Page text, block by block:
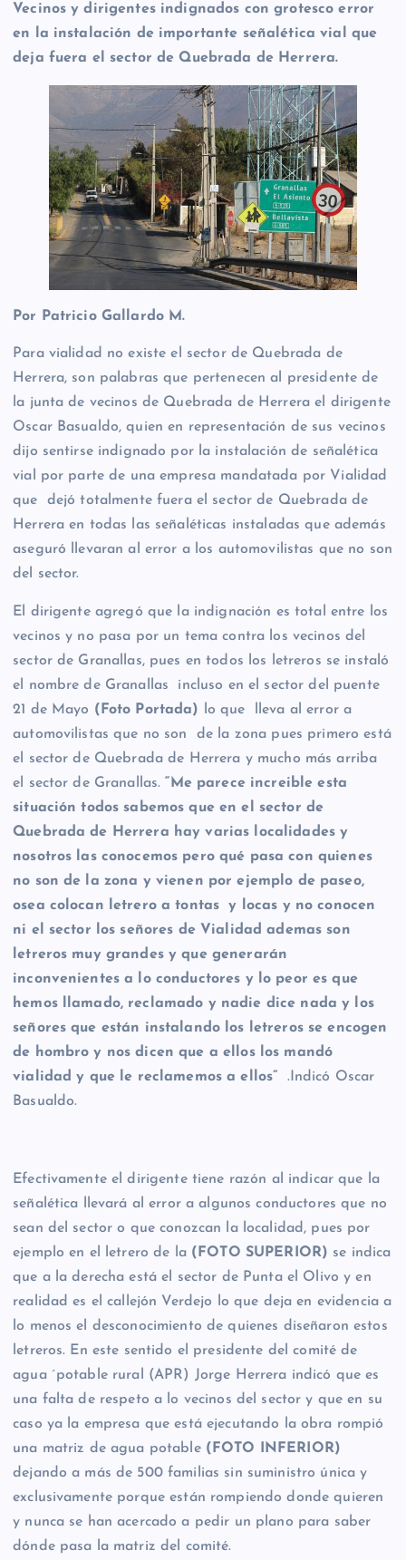
Vecinos y dirigentes indignados con grotesco error
en la instalación de importante señalética vial que
deja fuera el sector de Quebrada de Herrera.
Por Patricio Gallardo M.
Para vialidad no existe el sector de Quebrada de
Herrera, son palabras que pertenecen al presidente de
la junta de vecinos de Quebrada de Herrera el dirigente
Oscar Basualdo, quien en representación de sus vecinos
dijo sentirse indignado por la instalación de señalética
vial por parte de una empresa mandatada por Vialidad
que dejó totalmente fuera el sector de Quebrada de
Herrera en todas las señaléticas instaladas que además
aseguró llevaran al error a los automovilistas que no son
del sector.
El dirigente agregó que la indignación es total entre los
vecinos y no pasa por un tema contra los vecinos del
sector de Granallas, pues en todos los letreros se instaló
el nombre de Granallas incluso en el sector del puente
21 de Mayo (Foto Portada)
lo que lleva al error a
automovilistas que no son de la zona pues primero está
el sector de Quebrada de Herrera y mucho más arriba
el sector de Granallas.“Me parece increible esta
situación todos sabemos que en el sector de
Quebrada de Herrera hay varias localidades y
nosotros las conocemos pero qué pasa con quienes
no son de la zona y vienen por ejemplo de paseo,
osea colocan letrero a tontas y locas y no conocen
ni el sector los señores de Vialidad ademas son
letreros muy grandes y que generarán
inconvenientes a lo conductores y lo peor es que
hemos llamado, reclamado y nadie dice nada y los
señores que están instalando los letreros se encogen
de hombro y nos dicen que a ellos los mandó
vialidad y que le reclamemos a ellos”
.Indicó Oscar
Basualdo.
Efectivamente el dirigente tiene razón al indicar que la
señalética llevará al error a algunos conductores que no
sean del sector o que conozcan la localidad, pues por
ejemplo en el letrero de la (FOTO SUPERIOR) se indica
que a la derecha está el sector de Punta el Olivo y en
realidad es el callejón Verdejo lo que deja en evidencia a
lo menos el desconocimiento de quienes diseñaron estos
letreros. En este sentido el presidente del comité de
agua ´potable rural (APR) Jorge Herrera indicó que es
una falta de respeto a lo vecinos del sector y que en su
caso ya la empresa que está ejecutando la obra rompió
una matriz de agua potable (FOTO INFERIOR)
dejando a más de 500 familias sin suministro única y
exclusivamente porque están rompiendo donde quieren
y nunca se han acercado a pedir un plano para saber
dónde pasa la matriz del comité.